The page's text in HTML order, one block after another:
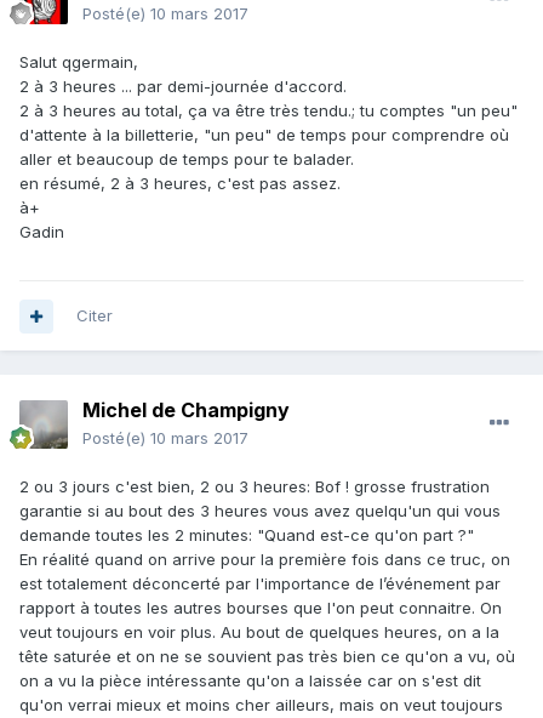
Posté(e) 10 mars 2017
Salut qgermain,
2 à 3 heures ... par demi-journée d'accord.
2 à 3 heures au total, ça va être très tendu.; tu comptes "un peu"
d'attente à la billetterie, "un peu" de temps pour comprendre où
aller et beaucoup de temps pour te balader.
en résumé, 2 à 3 heures, c'est pas assez.
à+
Gadin
Citer
Michel de Champigny
Posté(e) 10 mars 2017
2 ou 3 jours c'est bien, 2 ou 3 heures: Bof ! grosse frustration
garantie si au bout des 3 heures vous avez quelqu'un qui vous
demande toutes les 2 minutes: "Quand est-ce qu'on part ?"
En réalité quand on arrive pour la première fois dans ce truc, on
est totalement déconcerté par l'importance de l’événement par
rapport à toutes les autres bourses que l'on peut connaitre. On
veut toujours en voir plus. Au bout de quelques heures, on a la
tête saturée et on ne se souvient pas très bien ce qu'on a vu, où
on a vu la pièce intéressante qu'on a laissée car on s'est dit
qu'on verrai mieux et moins cher ailleurs, mais on veut toujours